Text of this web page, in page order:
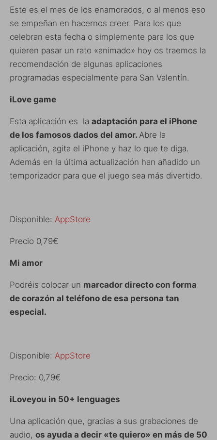
Este es el mes de los enamorados, o al menos eso
se empeñan en hacernos creer. Para los que
celebran esta fecha o simplemente para los que
quieren pasar un rato «animado» hoy os traemos la
recomendación de algunas aplicaciones
programadas especialmente para San Valentín.
iLove game
Esta aplicación es la adaptación para el iPhone
de los famosos dados del amor. Abre la
aplicación, agita el iPhone y haz lo que te diga.
Además en la última actualización han añadido un
temporizador para que el juego sea más divertido.
Disponible: AppStore
Precio 0,79€
Mi amor
Podréis colocar un marcador directo con forma
de corazón al teléfono de esa persona tan
especial.
Disponible: AppStore
Precio: 0,79€
iLoveyou in 50+ lenguages
Una aplicación que, gracias a sus grabaciones de
audio, os ayuda a decir «te quiero» en más de 50